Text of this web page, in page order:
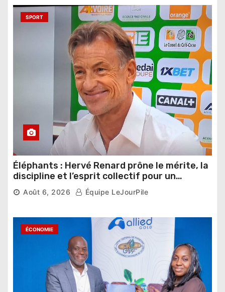
SPORT
Éléphants : Hervé Renard prône le mérite, la
discipline et l’esprit collectif pour un
nouveau départ
Août 6, 2026 Équipe LeJourPile
ÉCONOMIE